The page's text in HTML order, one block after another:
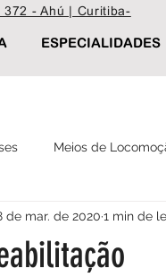
ESPECIALIDADES
- Ahú | Curitiba-
Meios de
Reabilitação
de mar. de 2020 1 min de